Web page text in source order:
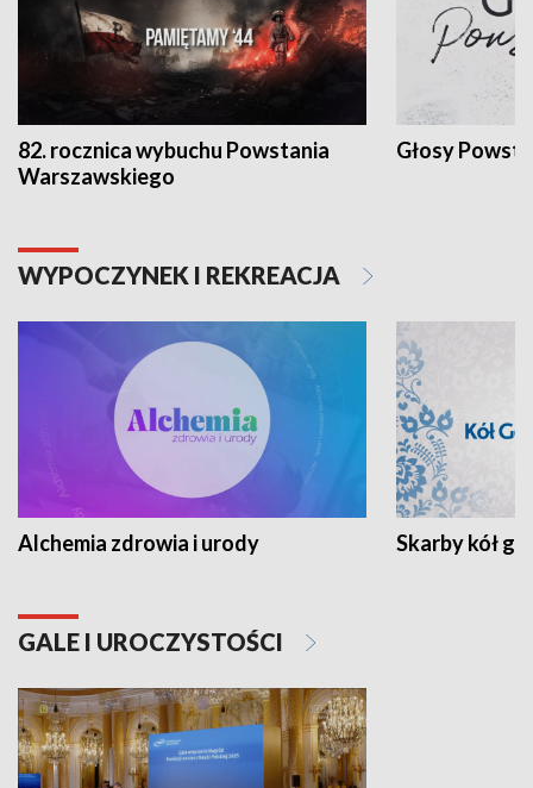
82. rocznica wybuchu Powstania
Warszawskiego
Głosy
WYPOCZYNEK I REKREACJA
Alchemia zdrowia i urody Skarby kół
GALE I UROCZYSTOŚCI